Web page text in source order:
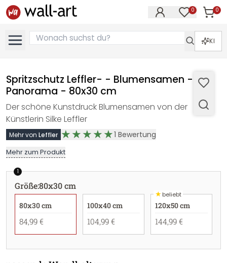
0 0
KI
Spritzschutz Leffler- - Blumensamen -
Panorama - 80x30 cm
Der schöne Kunstdruck Blumensamen von der
Künstlerin Silke Leffler
Mehr von Leffler 1 Bewertung
Mehr zum Produkt
1
Größe:80x30 cm
80x30 cm
84,99 €
100x40 cm
104,99 €
★beliebt
120x50 cm
144,99 €